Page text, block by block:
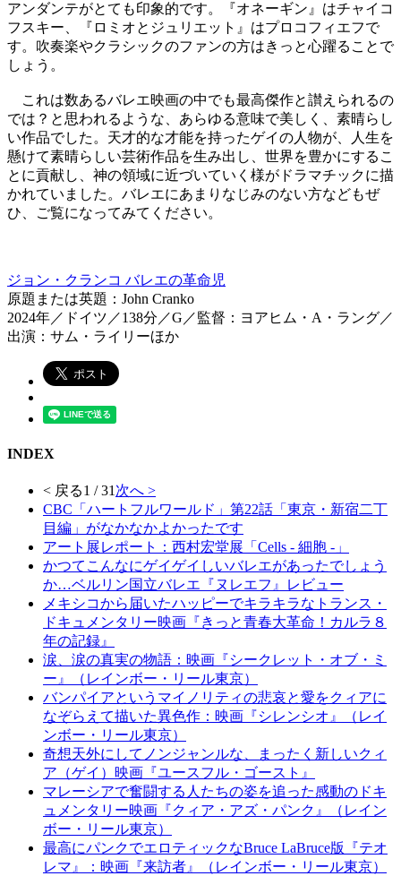
アンダンテがとても印象的です。『オネーギン』はチャイコ
フスキー、『ロミオとジュリエット』はプロコフィエフで
す。吹奏楽やクラシックのファンの方はきっと心躍ることで
しょう。
これは数あるバレエ映画の中でも最高傑作と讃えられるの
では？と思われるような、あらゆる意味で美しく、素晴らし
い作品でした。天才的な才能を持ったゲイの人物が、人生を
懸けて素晴らしい芸術作品を生み出し、世界を豊かにするこ
とに貢献し、神の領域に近づいていく様がドラマチックに描
かれていました。バレエにあまりなじみのない方などもぜ
ひ、ご覧になってみてください。
ジョン・クランコ バレエの革命児
原題または英題：John Cranko
2024年／ドイツ／138分／G／監督：ヨアヒム・A・ラング／
出演：サム・ライリーほか
INDEX
< 戻る1 / 31 次へ >
CBC「ハートフルワールド」第22話「東京・新宿二丁
目編」がなかなかよかったです
アート展レポート：西村宏堂展「Cells - 細胞 -」
かつてこんなにゲイゲイしいバレエがあったでしょう
か…ベルリン国立バレエ『ヌレエフ』レビュー
メキシコから届いたハッピーでキラキラなトランス・
ドキュメンタリー映画『きっと青春大革命！カルラ８
年の記録』
涙、涙の真実の物語：映画『シークレット・オブ・ミ
ー』（レインボー・リール東京）
バンパイアというマイノリティの悲哀と愛をクィアに
なぞらえて描いた異色作：映画『シレンシオ』（レイ
ンボー・リール東京）
奇想天外にしてノンジャンルな、まったく新しいクィ
ア（ゲイ）映画『ユースフル・ゴースト』
マレーシアで奮闘する人たちの姿を追った感動のドキ
ュメンタリー映画『クィア・アズ・パンク』（レイン
ボー・リール東京）
最高にパンクでエロティックなBruce LaBruce版『テオ
レマ』：映画『来訪者』（レインボー・リール東京）